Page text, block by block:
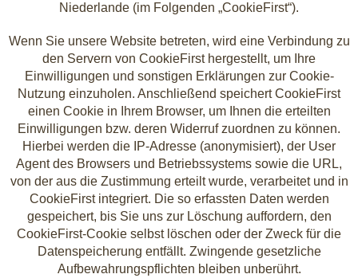
Niederlande (im Folgenden „CookieFirst“).
Wenn Sie unsere Website betreten, wird eine Verbindung zu
den Servern von CookieFirst hergestellt, um Ihre
Einwilligungen und sonstigen Erklärungen zur Cookie-
Nutzung einzuholen. Anschließend speichert CookieFirst
einen Cookie in Ihrem Browser, um Ihnen die erteilten
Einwilligungen bzw. deren Widerruf zuordnen zu können.
Hierbei werden die IP-Adresse (anonymisiert), der User
Agent des Browsers und Betriebssystems sowie die URL,
von der aus die Zustimmung erteilt wurde, verarbeitet und in
CookieFirst integriert. Die so erfassten Daten werden
gespeichert, bis Sie uns zur Löschung auffordern, den
CookieFirst-Cookie selbst löschen oder der Zweck für die
Datenspeicherung entfällt. Zwingende gesetzliche
Aufbewahrungspflichten bleiben unberührt.